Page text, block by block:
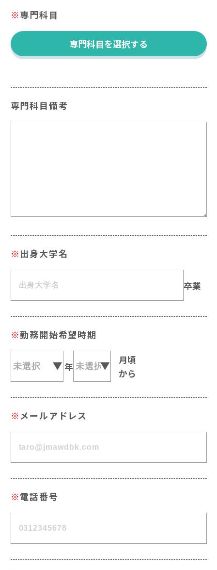
※専門科目
専門科目を選択する
専門科目備考
※出身大学名
卒業
※勤務開始希望時期
年
月頃
から
※メールアドレス
※電話番号